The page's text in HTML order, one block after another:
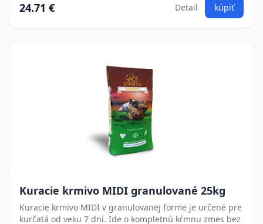
24.71 € Detail kúpiť
Kuracie krmivo MIDI granulované 25kg
Kuracie krmivo MIDI v granulovanej forme je určené pre
kurčatá od veku 7 dní. Ide o kompletnú kŕmnu zmes bez